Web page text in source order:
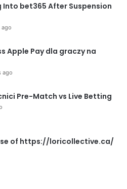
Into bet365 After Suspension
ago
Apple Pay dla graczy na
ago
Pre-Match vs Live Betting
of https://loricollective.ca/